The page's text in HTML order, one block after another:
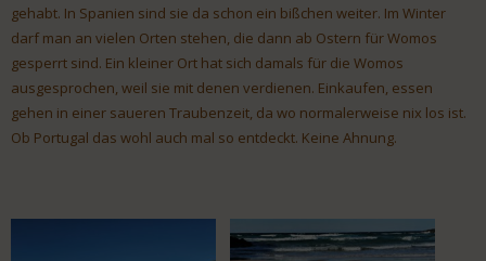
gehabt. In Spanien sind sie da schon ein bißchen weiter. Im Winter
darf man an vielen Orten stehen, die dann ab Ostern für Womos
gesperrt sind. Ein kleiner Ort hat sich damals für die Womos
ausgesprochen, weil sie mit denen verdienen. Einkaufen, essen
gehen in einer saueren Traubenzeit, da wo normalerweise nix los ist.
Ob Portugal das wohl auch mal so entdeckt. Keine Ahnung.